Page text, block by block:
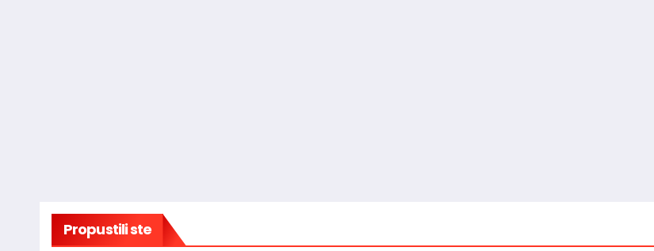
Propustili ste